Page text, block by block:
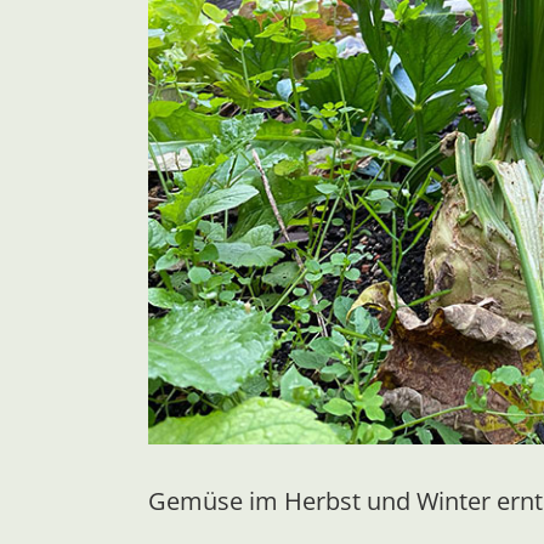
Gemüse im Herbst und Winter